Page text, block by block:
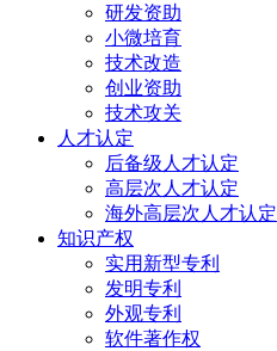
研发资助
小微培育
技术改造
创业资助
技术攻关
人才认定
后备级人才认定
高层次人才认定
海外高层次人才认定
知识产权
实用新型专利
发明专利
外观专利
软件著作权